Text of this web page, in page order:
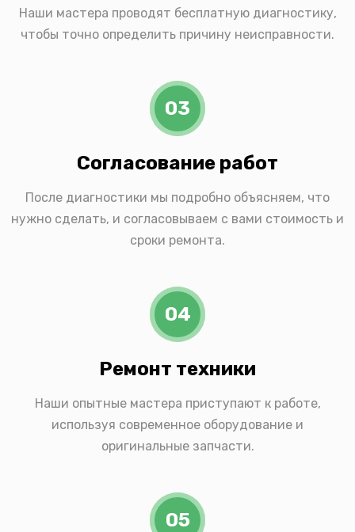
Наши мастера проводят бесплатную диагностику,
чтобы точно определить причину неисправности.
03
Согласование работ
После диагностики мы подробно объясняем, что
нужно сделать, и согласовываем с вами стоимость и
сроки ремонта.
04
Ремонт техники
Наши опытные мастера приступают к работе,
используя современное оборудование и
оригинальные запчасти.
05